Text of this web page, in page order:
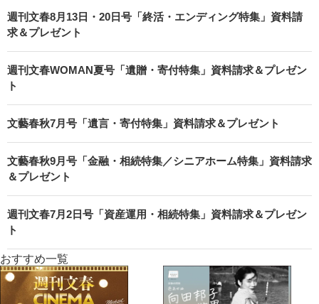
週刊文春8月13日・20日号「終活・エンディング特集」資料請
求＆プレゼント
週刊文春WOMAN夏号「遺贈・寄付特集」資料請求＆プレゼン
ト
文藝春秋7月号「遺言・寄付特集」資料請求＆プレゼント
文藝春秋9月号「金融・相続特集／シニアホーム特集」資料請求
＆プレゼント
週刊文春7月2日号「資産運用・相続特集」資料請求＆プレゼン
ト
おすすめ一覧